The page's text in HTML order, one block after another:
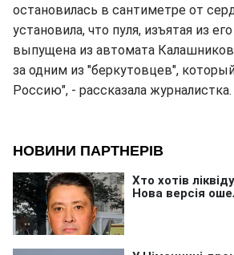
остановилась в сантиметре от
установила, что пуля, изъятая из
выпущена из автомата
за одним из "беркутовцев",
Россию", - рассказала журналистка.